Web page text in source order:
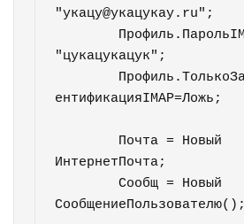
"укацу@укацукау.ru";
"цукацукацук";
ентификацияIMAP=Ложь;
ИнтернетПочта;
	Сообщ = Новый
СообщениеПользователю();